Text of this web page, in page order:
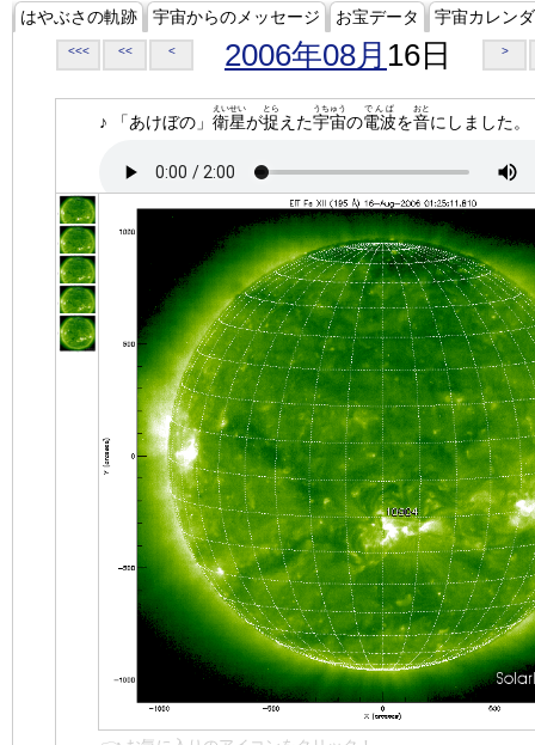
はやぶさの軌跡 宇宙からのメッセージ お宝データ 宇宙カレン
<<< << < 2006年08月 16日 >
♪ 「あけぼの」 衛星
えいせい
が捉
とら
えた宇宙
うちゅう
の電波
でんぱ
を音
おと
にしました。